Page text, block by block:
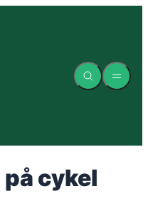
cykel